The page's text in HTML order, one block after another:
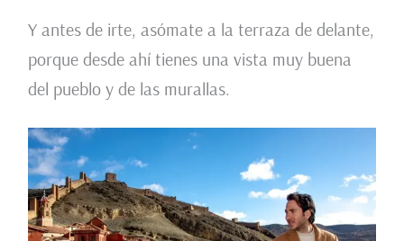
Y antes de irte, asómate a la terraza de delante,
porque desde ahí tienes una vista muy buena
del pueblo y de las murallas.